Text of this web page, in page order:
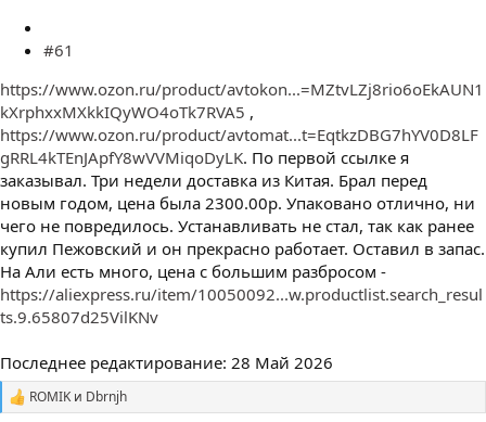
#61
https://www.ozon.ru/product/avtokon...=MZtvLZj8rio6oEkAUN1
kXrphxxMXkkIQyWO4oTk7RVA5 ,
https://www.ozon.ru/product/avtomat...t=EqtkzDBG7hYV0D8LF
gRRL4kTEnJApfY8wVVMiqoDyLK. По первой ссылке я
заказывал. Три недели доставка из Китая. Брал перед
новым годом, цена была 2300.00р. Упаковано отлично, ни
чего не повредилось. Устанавливать не стал, так как ранее
купил Пежовский и он прекрасно работает. Оставил в запас.
На Али есть много, цена с большим разбросом -
https://aliexpress.ru/item/10050092...w.productlist.search_resul
ts.9.65807d25VilKNv
Последнее редактирование: 28 Май 2026
С
ROMIKи Dbrnjh